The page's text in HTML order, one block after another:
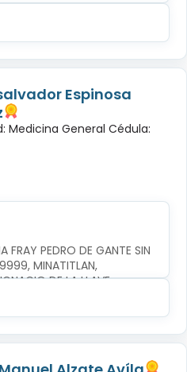
Espinosa
Medicina General Cédula:
FRAY PEDRO DE GANTE SIN
MINATITLAN,
DE LA LLAVE